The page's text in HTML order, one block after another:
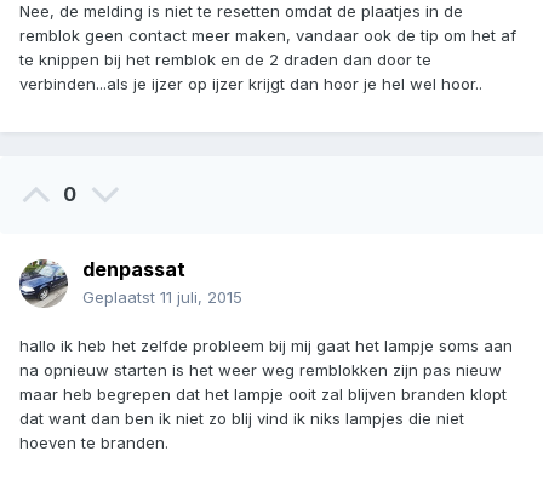
Nee, de melding is niet te resetten omdat de plaatjes in de
remblok geen contact meer maken, vandaar ook de tip om het af
te knippen bij het remblok en de 2 draden dan door te
verbinden...als je ijzer op ijzer krijgt dan hoor je hel wel hoor..
0
denpassat
Geplaatst 11 juli, 2015
hallo ik heb het zelfde probleem bij mij gaat het lampje soms aan
na opnieuw starten is het weer weg remblokken zijn pas nieuw
maar heb begrepen dat het lampje ooit zal blijven branden klopt
dat want dan ben ik niet zo blij vind ik niks lampjes die niet
hoeven te branden.